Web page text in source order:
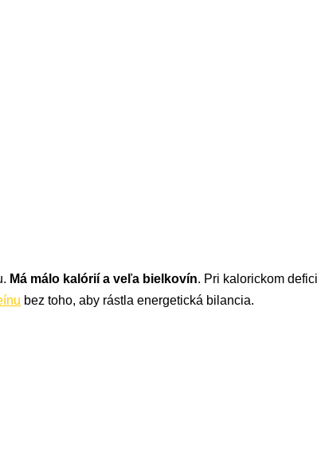
Má málo kalórií a veľa bielkovín. Pri kalorickom
bez toho, aby rástla energetická bilancia.